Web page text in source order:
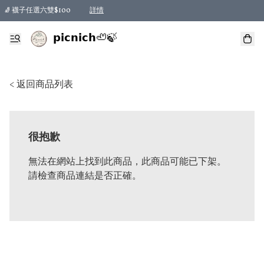
🧦 襪子任選六雙$100 詳情
𝗽𝗶𝗰𝗻𝗶𝗰𝗵🦥🍃
< 返回商品列表
很抱歉
無法在網站上找到此商品，此商品可能已下架。
請檢查商品連結是否正確。